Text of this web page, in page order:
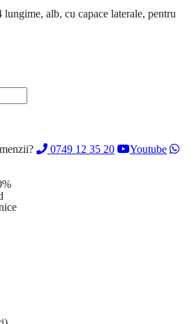
alb, cu capace laterale, pentru
0749 12 35 20
Youtube